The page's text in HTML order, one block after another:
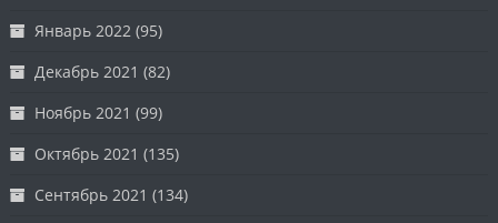
Январь 2022 (95)
Декабрь 2021 (82)
Ноябрь 2021 (99)
Октябрь 2021 (135)
Сентябрь 2021 (134)